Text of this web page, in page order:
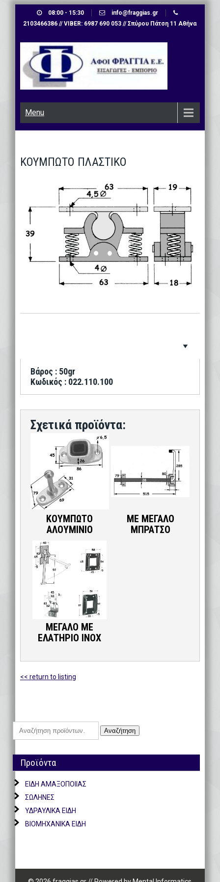
08:00 - 15:30
info@fraggias.gr
2103466386 // VIBER: 6987 690 053 // Σπύρου Πάτση 11 Αθήνα
Menu
ΚΟΥΜΠΩΤΟ ΠΛΑΣΤΙΚΟ
Βάρος : 50gr
Κωδικός : 022.110.100
ΚΟΥΜΠΩΤΟ
ΑΛΟΥΜΙΝΙΟ
ΜΕ ΜΕΓΑΛΟ
ΜΠΡΑΤΣΟ
ΜΕΓΑΛΟ ΜΕ
ΕΛΑΤΗΡΙΟ ΙΝΟΧ
<< return to listing
Αναζήτηση
Αναζήτηση
Προϊόντα
ΕΙΔΗ ΑΜΑΞΟΠΟΙΙΑΣ
ΣΩΛΗΝΕΣ
ΥΔΡΑΥΛΙΚΑ ΕΙΔΗ
ΒΙΟΜΗΧΑΝΙΚΑ ΕΙΔΗ